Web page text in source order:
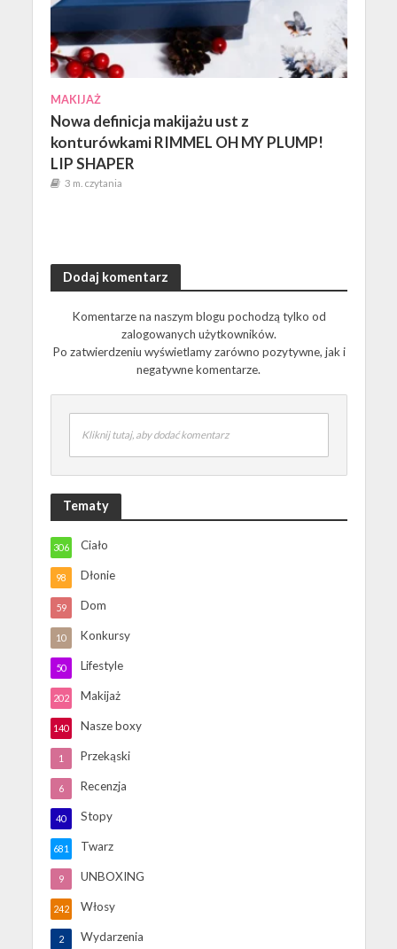
MAKIJAŻ
Nowa definicja makijażu ust z
konturówkami RIMMEL OH MY PLUMP!
LIP SHAPER
3 m. czytania
Dodaj komentarz
Komentarze na naszym blogu pochodzą tylko od
zalogowanych użytkowników.
Po zatwierdzeniu wyświetlamy zarówno pozytywne, jak i
negatywne komentarze.
Kliknij tutaj, aby dodać komentarz
Tematy
Ciało
306
Dłonie
98
Dom
59
Konkursy
10
Lifestyle
50
Makijaż
202
Nasze boxy
140
Przekąski
1
Recenzja
6
Stopy
40
Twarz
681
UNBOXING
9
Włosy
242
Wydarzenia
2